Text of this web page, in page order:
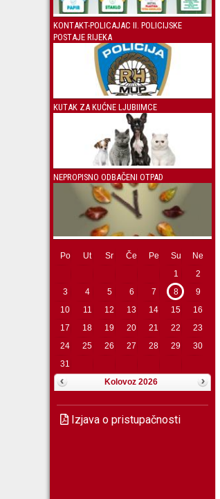
KONTAKT-POLICAJAC II. POLICIJSKE
POSTAJE RIJEKA
KUTAK ZA KUĆNE LJUBIIMCE
NEPROPISNO ODBAČENI OTPAD
Po Ut Sr Če Pe Su
Ne
1
2
3
4 5 6 7 8
9
10
11 12 13 14 15
16
17
18 19 20 21 22
23
24
25 26 27 28 29
30
31
Kolovoz 2026
Izjava o pristupačnosti